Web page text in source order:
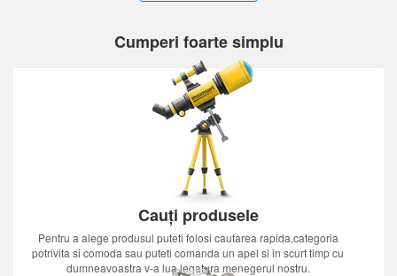
Cumperi foarte simplu
Cauți produsele
Pentru a alege produsul puteti folosi cautarea rapida,categoria
potrivita si comoda sau puteti comanda un apel si in scurt timp cu
dumneavoastra v-a lua legatura menegerul nostru.